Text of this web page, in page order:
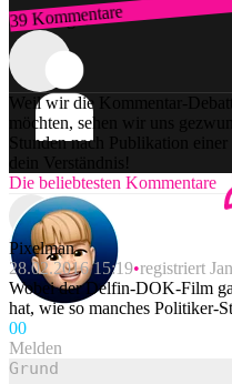
39 Kommentare
Zum Login
Weil wir die Kommentar-
möchten, sehen wir uns
Stunden nach Publikation
dein Verständnis!
Die beliebtesten Kommentare
Pixelman
28.02.2016 15:19 registriert
Wobei der Delfin-DOK-Film
hat, wie so manches Politiker-
00
Melden